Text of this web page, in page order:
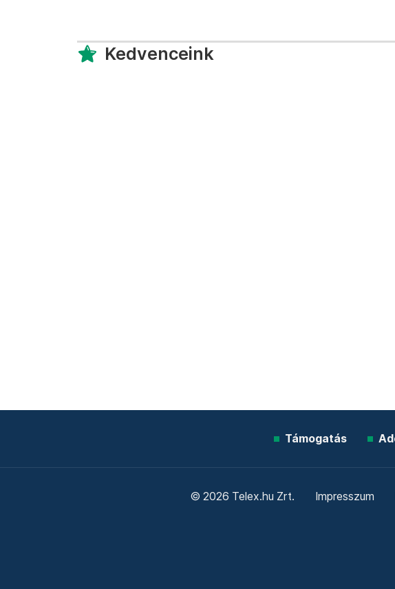
Kedvenceink
Támogatás
© 2026 Telex.hu Zrt. Impresszum